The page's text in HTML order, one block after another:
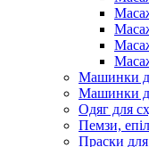
Машинки
Машинки
Одяг для
Пемзи,
Праски